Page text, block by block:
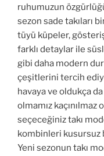
ruhumuzun
sezon sade takıları
tüyü küpeler,
farklı detaylar ile
gibi daha modern
çeşitlerini tercih
havaya ve oldukça
olmamız
seçeceğiniz takı
kombinleri kusursuz
Yeni sezonun takı